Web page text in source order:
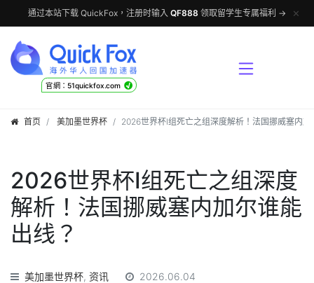
通过本站下载 QuickFox，注册时输入 QF888 领取留学生专属福利 → ✕
官網：51quickfox.com √
首页 美加墨世界杯 2026世界杯I组死亡之组深度解析！法国挪威塞内加
2026世界杯I组死亡之组深度
解析！法国挪威塞内加尔谁能
出线？
美加墨世界杯, 资讯 2026.06.04